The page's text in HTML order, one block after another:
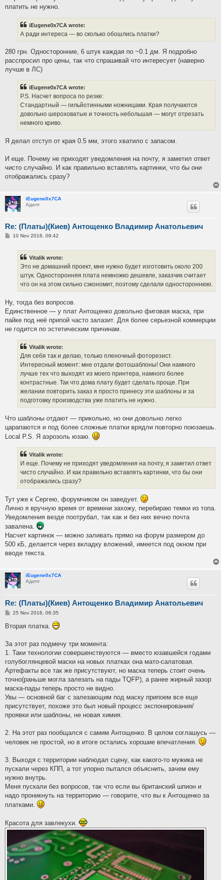
платить не нужно.
iEugene0x7CA wrote:
А ради интереса — во сколько обошлись платки?
280 грн. Односторонние, 6 штук каждая по ~0.1 дм. Я подробно
расспросил про цены, так что спрашивай что интересует (наверно
лучше в ЛС)
iEugene0x7CA wrote:
P.S. Насчет вопроса по резке:
Стандартный — гильйотинными ножницами. Края получаются
довольно шероховатые и точность небольшая — могут отрезать
немного криво.
Я делал отступ от края 0.5 мм, этого хватило с запасом.
И еще. Почему не приходят уведомления на почту, я заметил ответ
чисто случайно. И как правильно вставлять картинки, что бы они
отображались сразу?
iEugene0x7CA
Адепт
Re: (Платы)(Киев) Антощенко Владимир Анатольевич
P10 Nov 2016, 09:42
Vitalik wrote:
Это не домашний проект, мне нужно будет изготовить около 200
штук. Односторонняя плата немножко дешевле, заказчик считает
что он на этом сильно сэкономит, поэтому сделали одностороннюю.
Ну, тогда без вопросов.
Единственное — у плат Антощенко довольно фиговая маска, при
пайке под неё припой часто залазит. Для более серьезной коммерции
не годится по эстетическим причинам.
Vitalik wrote:
Для себя так и делаю, только пленочный фоторезист.
Интересный момент: мне отдали фотошаблоны! Они намного
лучше тех что выходят из моего принтера, намного более
контрастные. Так что дома плату будет сделать проще. При
желании повторить заказ я просто принесу эти шаблоны и за
подготовку производства уже платить не нужно.
Что шаблоны отдают — прикольно, но они довольно легко
царапаются и под более сложные платки врядли повторно поюзаешь.
Local P.S. Я аэрозоль юзаю.
Vitalik wrote:
И еще. Почему не приходят уведомления на почту, я заметил ответ
чисто случайно. И как правильно вставлять картинки, что бы они
отображались сразу?
Тут уже к Сергею, форумчиком он заведует.
Лично я вручную время от времени захожу, перебираю темки из топа.
Уведомления везде поотрубал, так как и без них вечно почта
завалена.
Насчет картинок — можно заливать прямо на форум размером до
500 кБ, делается через вкладку вложений, имеется под окном при
вводе текста.
iEugene0x7CA
Адепт
Re: (Платы)(Киев) Антощенко Владимир Анатольевич
P
s
t
25 Nov 2016, 06:35
Вторая платка.
За этот раз подмечу три момента:
1. Таки технологии совершенствуются — вместо юзавшейся годами
голубоглянцевой маски на новых платках она мато-салатовая.
Артефакты все так же присутствуют, но маска теперь стоит очень
точно(раньше могла залезать на пады TQFP), а ранее жирный зазор
маска-пады теперь просто не видно.
Увы — основной баг с залезающим под маску припоем все еще
присутствует, похоже это был новый процесс экспонирования/
проявки или шаблоны, не новая химия.
2. На этот раз пообщался с самим Антощенко. В целом соглашусь —
человек не простой, но в итоге остались хорошие впечатления.
3. Выходя с территории наблюдал сцену, как какого-то мужика не
пускали через КПП, а тот упорно пытался объяснить, зачем ему
нужно внутрь.
Меня пускали без вопросов, так что если вы британский шпион и
надо проникнуть на территорию — говорите, что вы к Антощенко за
платками.
Красота для завлекухи.